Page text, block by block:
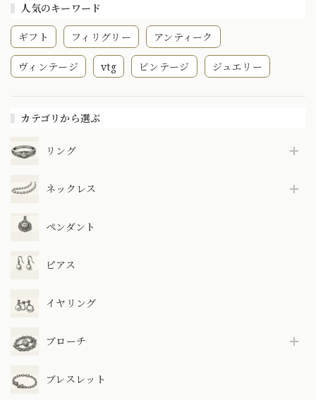
人気のキーワード
ギフト フィリグリー アンティーク
ヴィンテージ vtg ビンテージ ジュエリー
カテゴリから選ぶ
リング
ネックレス
ペンダント
ピアス
イヤリング
ブローチ
ブレスレット